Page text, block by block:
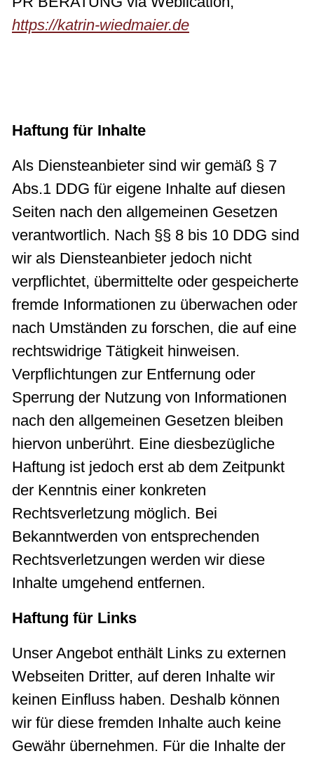
https://katrin-wiedmaier.de
Haftung für Inhalte
Als Diensteanbieter sind wir gemäß § 7
Abs.1 DDG für eigene Inhalte auf diesen
Seiten nach den allgemeinen Gesetzen
verantwortlich. Nach §§ 8 bis 10 DDG sind
wir als Diensteanbieter jedoch nicht
verpflichtet, übermittelte oder gespeicherte
fremde Informationen zu überwachen oder
nach Umständen zu forschen, die auf eine
rechtswidrige Tätigkeit hinweisen.
Verpflichtungen zur Entfernung oder
Sperrung der Nutzung von Informationen
nach den allgemeinen Gesetzen bleiben
hiervon unberührt. Eine diesbezügliche
Haftung ist jedoch erst ab dem Zeitpunkt
der Kenntnis einer konkreten
Rechtsverletzung möglich. Bei
Bekanntwerden von entsprechenden
Rechtsverletzungen werden wir diese
Inhalte umgehend entfernen.
Haftung für Links
Unser Angebot enthält Links zu externen
Webseiten Dritter, auf deren Inhalte wir
keinen Einfluss haben. Deshalb können
wir für diese fremden Inhalte auch keine
Gewähr übernehmen. Für die Inhalte der